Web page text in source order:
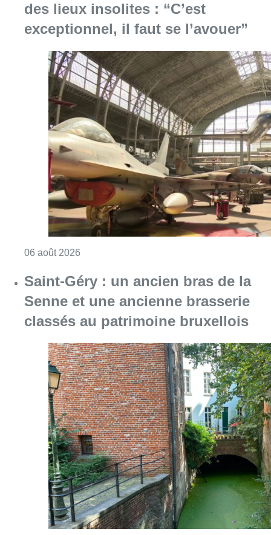
06 août 2026Consulter l'article "À Bruxelles, le blocus
Saint-Géry : un ancien bras de la
Senne et une ancienne brasserie
classés au patrimoine bruxellois
06 août 2026Consulter l'article "Saint-Géry : un ancien
La police lance un avis de
recherche après le viol d’une
femme de 33 ans à Bruxelles